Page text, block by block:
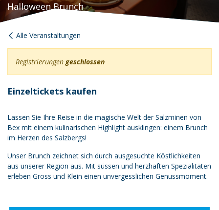
Halloween Brunch
Alle Veranstaltungen
Registrierungengeschlossen
Einzeltickets kaufen
Lassen Sie Ihre Reise in die magische Welt der Salzminen von
Bex mit einem kulinarischen Highlight ausklingen: einem Brunch
im Herzen des Salzbergs!
Unser Brunch zeichnet sich durch ausgesuchte Köstlichkeiten
aus unserer Region aus. Mit süssen und herzhaften Spezialitäten
erleben Gross und Klein einen unvergesslichen Genussmoment.